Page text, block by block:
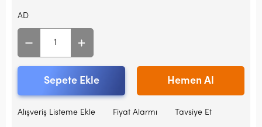
AD
Sepete Ekle Hemen Al
Alışveriş Listeme Ekle Fiyat Alarmı Tavsiye Et